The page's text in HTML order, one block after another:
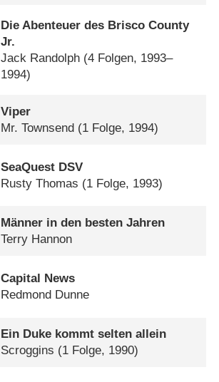
Die Abenteuer des Brisco County
Jr.
Jack Randolph (4 Folgen, 1993–
1994)
Viper
Mr. Townsend (1 Folge, 1994)
SeaQuest DSV
Rusty Thomas (1 Folge, 1993)
Männer in den besten Jahren
Terry Hannon
Capital News
Redmond Dunne
Ein Duke kommt selten allein
Scroggins (1 Folge, 1990)